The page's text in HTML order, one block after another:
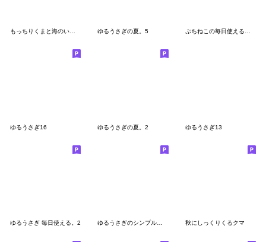
もっちりくまと海のいきもの ゆるうさぎの夏。5 ぷちねこの毎日使えるスタンプ♪
ゆるうさぎ16 ゆるうさぎの夏。2 ゆるうさぎ13
ゆるうさぎ 毎日使える。2 秋にしっくりくるクマ